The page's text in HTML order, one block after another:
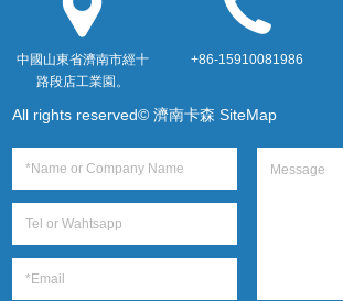
中國山東省濟南市經十
路段店工業園。
+86-15910081986
All rights reserved© 濟南卡森SiteMap